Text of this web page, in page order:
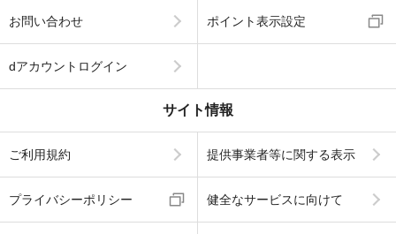
お問い合わせ ポイント表示設定
dアカウントログイン
サイト情報
ご利用規約 提供事業者等に関する表示
プライバシーポリシー 健全なサービスに向けて